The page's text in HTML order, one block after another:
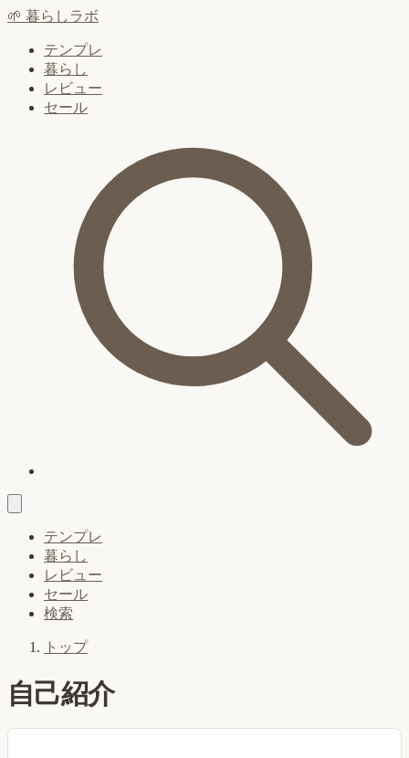
🌱 暮らしラボ
テンプレ
暮らし
レビュー
セール
テンプレ
暮らし
レビュー
セール
検索
トップ
自己紹介